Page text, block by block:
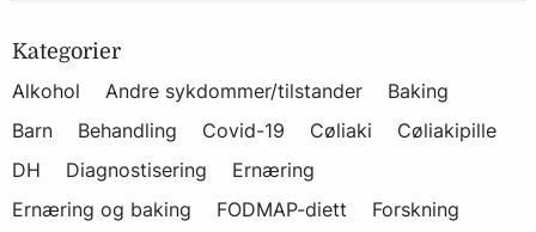
Kategorier
Alkohol
Andre sykdommer/tilstander
Baking
Barn
Behandling Covid-19 Cøliaki
Cøliakipille
DH
Diagnostisering
Ernæring
Ernæring og baking
FODMAP-diett
Forskning